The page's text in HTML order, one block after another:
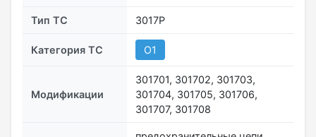
Тип ТС 3017P
Категория ТС O1
Модификации
301701, 301702, 301703,
301704, 301705, 301706,
301707, 301708